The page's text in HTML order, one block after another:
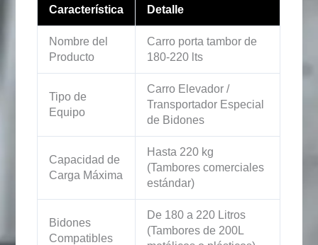
Característica Detalle
Nombre del
Producto
Carro porta tambor de
180-220 lts
Tipo de
Equipo
Carro Elevador /
Transportador Especial
de Bidones
Capacidad de
Carga Máxima
Hasta 220 kg
(Tambores comerciales
estándar)
Bidones
Compatibles
De 180 a 220 Litros
(Tambores de 200L